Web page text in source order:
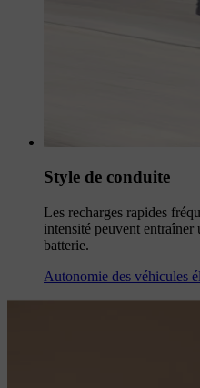
Style de conduite
Les recharges rapides
intensité peuvent entraîner
batterie.
Autonomie des véhicules